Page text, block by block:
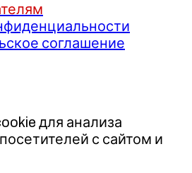
соглашение
для анализа
с сайтом и